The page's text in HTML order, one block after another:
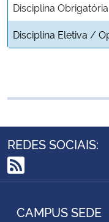
Disciplina Obrigatória
Disciplina Eletiva /
REDES SOCIAIS:
RSS
CAMPUS SEDE